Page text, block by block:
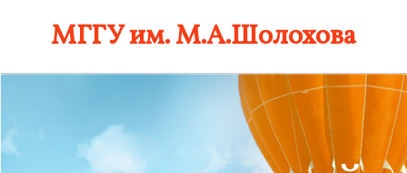
МГГУ им. М.А.Шолохова